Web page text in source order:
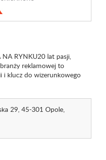
NA RYNKU20 lat pasji,
reklamowej to
i klucz do wizerunkowego
29, 45-301 Opole,